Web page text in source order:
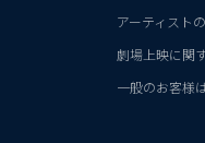
アーティスト
劇場上映に関
一般のお客様